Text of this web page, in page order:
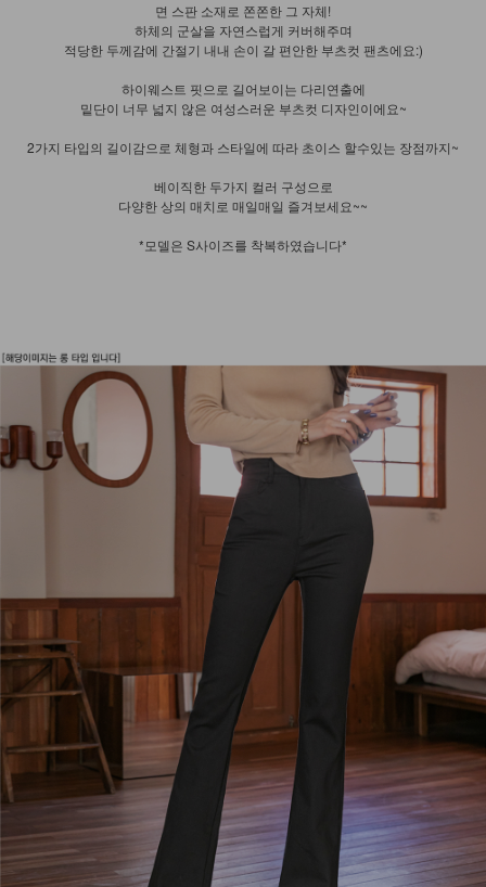
면 스판 소재로 쫀쫀한 그 자체!
하체의 군살을 자연스럽게 커버해주며
적당한 두께감에 간절기 내내 손이 갈 편안한 부츠컷 팬츠에요:)
하이웨스트 핏으로 길어보이는 다리연출에
밑단이 너무 넓지 않은 여성스러운 부츠컷 디자인이에요~
2가지 타입의 길이감으로 체형과 스타일에 따라 초이스 할수있는 장점까지~
베이직한 두가지 컬러 구성으로
다양한 상의 매치로 매일매일 즐겨보세요~~
*모델은 S사이즈를 착복하였습니다*